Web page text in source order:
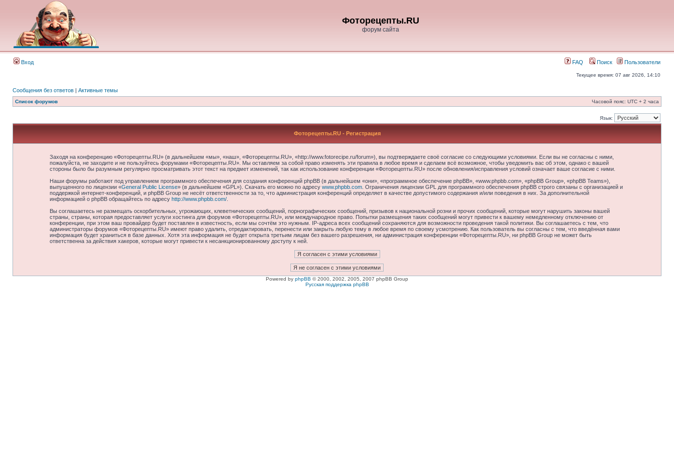
Фоторецепты.RU
форум сайта
Вход FAQ Поиск Пользователи
Текущее время: 07 авг 2026, 14:10
Сообщения без ответов | Активные темы
Список форумов Часовой пояс: UTC + 2 часа
Язык:
Фоторецепты.RU - Регистрация
Заходя на конференцию «Фоторецепты.RU» (в дальнейшем «мы», «наш», «Фоторецепты.RU», «http://www.fotorecipe.ru/forum»), вы подтверждаете своё согласие со следующими условиями. Если вы не согласны с ними,
пожалуйста, не заходите и не пользуйтесь форумами «Фоторецепты.RU». Мы оставляем за собой право изменять эти правила в любое время и сделаем всё возможное, чтобы уведомить вас об этом, однако с вашей
стороны было бы разумным регулярно просматривать этот текст на предмет изменений, так как использование конференции «Фоторецепты.RU» после обновления/исправления условий означает ваше согласие с ними.
Наши форумы работают под управлением программного обеспечения для создания конференций phpBB (в дальнейшем «они», «программное обеспечение phpBB», «www.phpbb.com», «phpBB Group», «phpBB Teams»),
выпущенного по лицензии «General Public License» (в дальнейшем «GPL»). Скачать его можно по адресу www.phpbb.com. Ограничения лицензии GPL для программного обеспечения phpBB строго связаны с организацией и
поддержкой интернет-конференций, и phpBB Group не несёт ответственности за то, что администрация конференций определяет в качестве допустимого содержания и/или поведения в них. За дополнительной
информацией о phpBB обращайтесь по адресу http://www.phpbb.com/.
Вы соглашаетесь не размещать оскорбительных, угрожающих, клеветнических сообщений, порнографических сообщений, призывов к национальной розни и прочих сообщений, которые могут нарушить законы вашей
страны, страны, которая предоставляет услуги хостинга для форумов «Фоторецепты.RU», или международное право. Попытки размещения таких сообщений могут привести к вашему немедленному отключению от
конференции, при этом ваш провайдер будет поставлен в известность, если мы сочтём это нужным. IP-адреса всех сообщений сохраняются для возможности проведения такой политики. Вы соглашаетесь с тем, что
администраторы форумов «Фоторецепты.RU» имеют право удалить, отредактировать, перенести или закрыть любую тему в любое время по своему усмотрению. Как пользователь вы согласны с тем, что введённая вами
информация будет храниться в базе данных. Хотя эта информация не будет открыта третьим лицам без вашего разрешения, ни администрация конференции «Фоторецепты.RU», ни phpBB Group не может быть
ответственна за действия хакеров, которые могут привести к несанкционированному доступу к ней.
Powered by phpBB © 2000, 2002, 2005, 2007 phpBB Group
Русская поддержка phpBB